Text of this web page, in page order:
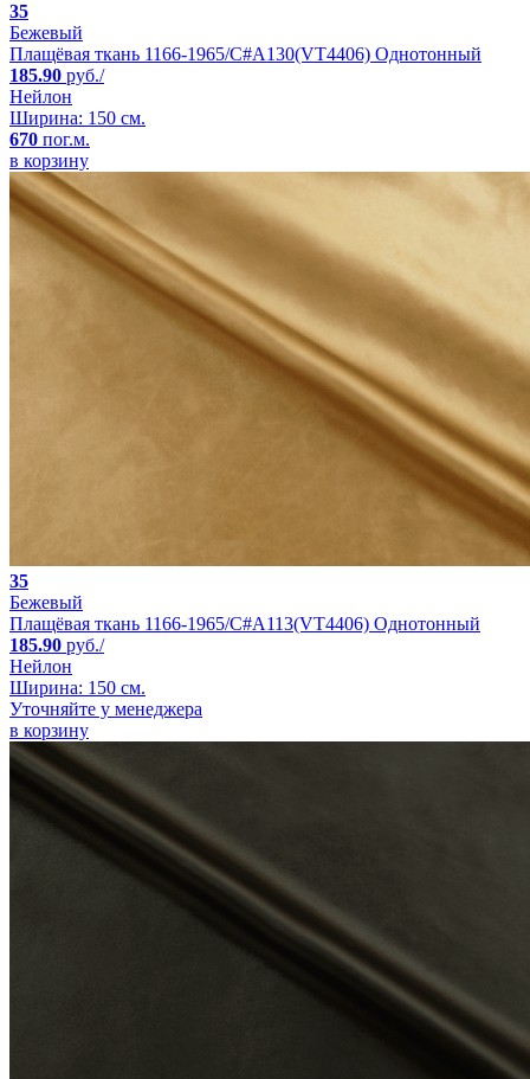
35
Бежевый
Плащёвая ткань 1166-1965/C#A130(VT4406) Однотонный
185.90 руб./
Нейлон
Ширина: 150 см.
670 пог.м.
в корзину
35
Бежевый
Плащёвая ткань 1166-1965/C#A113(VT4406) Однотонный
185.90 руб./
Нейлон
Ширина: 150 см.
Уточняйте у менеджера
в корзину